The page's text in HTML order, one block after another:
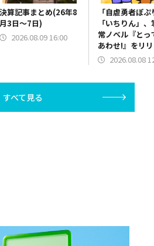
決算記事まとめ(26年8
月3日～7日)
2026.08.09 16:00
「自虐勇者ぽ
「いちりん」
常ノベル『とっ
あわせ!』をリ
2026.08.08
すべて見る